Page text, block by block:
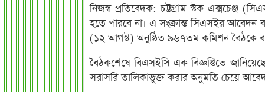
নিজস্ব প্রতিবেদক: চট্টগ্রাম স্টক এক্সচেঞ্জ
হতে পারবে না। এ সংক্রান্ত সিএসইর আবেদন
(১২ আগস্ট) অনুষ্ঠিত ৯৬৭তম কমিশন বৈঠকে
বৈঠকশেষে বিএসইসি এক বিজ্ঞপ্তিতে
সরাসরি তালিকাভুক্ত করার অনুমতি চেয়ে